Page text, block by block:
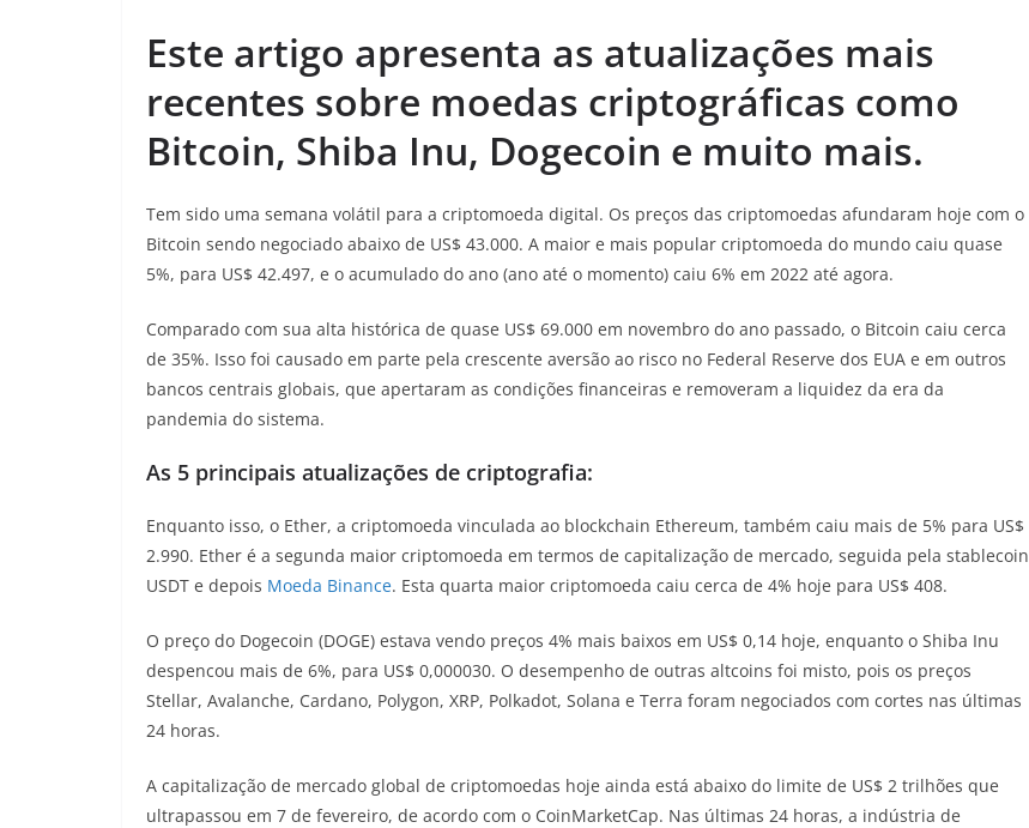
Este artigo apresenta as atualizações mais
recentes sobre moedas criptográficas como
Bitcoin, Shiba Inu, Dogecoin e muito mais.
Tem sido uma semana volátil para a criptomoeda digital. Os preços das criptomoedas afundaram hoje com o
Bitcoin sendo negociado abaixo de US$ 43.000. A maior e mais popular criptomoeda do mundo caiu quase
5%, para US$ 42.497, e o acumulado do ano (ano até o momento) caiu 6% em 2022 até agora.
Comparado com sua alta histórica de quase US$ 69.000 em novembro do ano passado, o Bitcoin caiu cerca
de 35%. Isso foi causado em parte pela crescente aversão ao risco no Federal Reserve dos EUA e em outros
bancos centrais globais, que apertaram as condições financeiras e removeram a liquidez da era da
pandemia do sistema.
As 5 principais atualizações de criptografia:
Enquanto isso, o Ether, a criptomoeda vinculada ao blockchain Ethereum, também caiu mais de 5% para US$
2.990. Ether é a segunda maior criptomoeda em termos de capitalização de mercado, seguida pela stablecoin
USDT e depois Moeda Binance. Esta quarta maior criptomoeda caiu cerca de 4% hoje para US$ 408.
O preço do Dogecoin (DOGE) estava vendo preços 4% mais baixos em US$ 0,14 hoje, enquanto o Shiba Inu
despencou mais de 6%, para US$ 0,000030. O desempenho de outras altcoins foi misto, pois os preços
Stellar, Avalanche, Cardano, Polygon, XRP, Polkadot, Solana e Terra foram negociados com cortes nas últimas
24 horas.
A capitalização de mercado global de criptomoedas hoje ainda está abaixo do limite de US$ 2 trilhões que
ultrapassou em 7 de fevereiro, de acordo com o CoinMarketCap. Nas últimas 24 horas, a indústria de